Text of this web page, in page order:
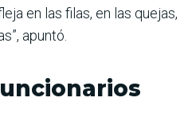
en las filas, en las quejas,
apuntó.